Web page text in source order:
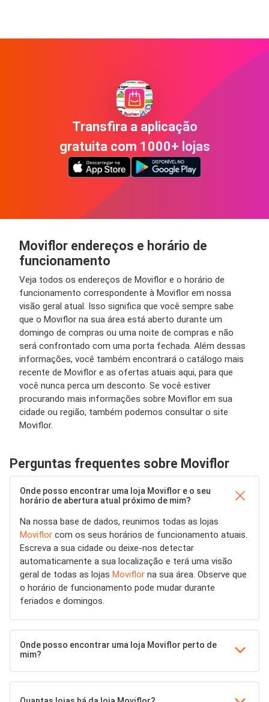
Transfira a aplicação
gratuita com 1000+ lojas
Moviflor endereços e horário de
funcionamento
Veja todos os endereços de Moviflor e o horário de
funcionamento correspondente à Moviflor em nossa
visão geral atual. Isso significa que você sempre sabe
que o Moviflor na sua área está aberto durante um
domingo de compras ou uma noite de compras e não
será confrontado com uma porta fechada. Além dessas
informações, você também encontrará o catálogo mais
recente de Moviflor e as ofertas atuais aqui, para que
você nunca perca um desconto. Se você estiver
procurando mais informações sobre Moviflor em sua
cidade ou região, também podemos consultar o site
Moviflor.
Perguntas frequentes sobre Moviflor
Onde posso encontrar uma loja Moviflor e o seu
horário de abertura atual próximo de mim?
Na nossa base de dados, reunimos todas as lojas
Moviflor com os seus horários de funcionamento atuais.
Escreva a sua cidade ou deixe-nos detectar
automaticamente a sua localização e terá uma visão
geral de todas as lojas Moviflor na sua área. Observe que
o horário de funcionamento pode mudar durante
feriados e domingos.
Onde posso encontrar uma loja Moviflor perto de
mim?